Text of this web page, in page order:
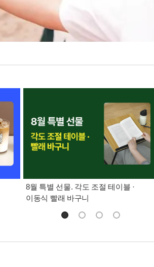
8월 특별 선물. 각도 조절 테이블 ·
이동식 빨래 바구니